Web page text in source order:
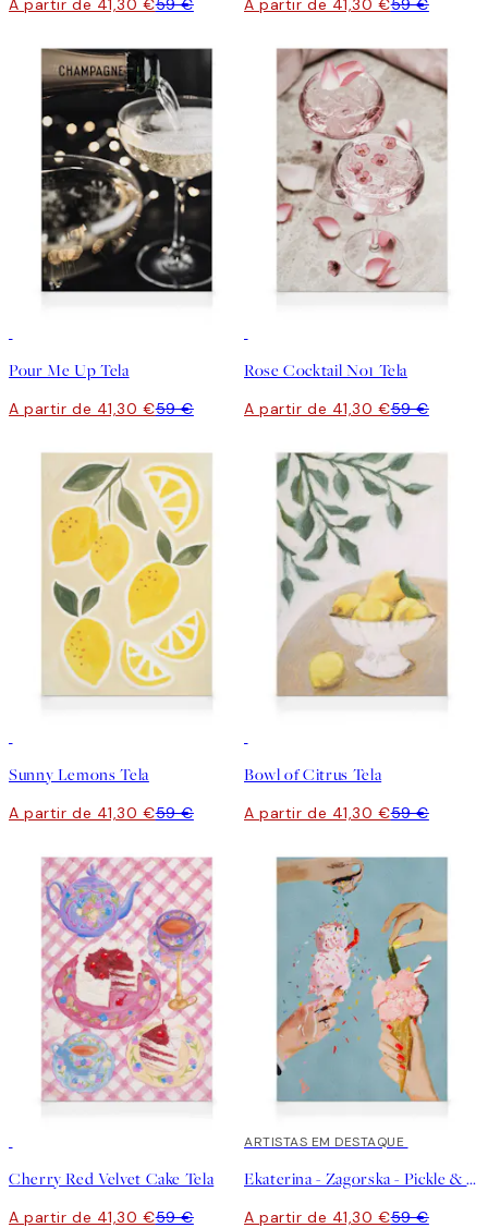
A partir de 41,30 €59 € A partir de 41,30 €59 €
Pour Me Up Tela
A partir de 41,30 €59 €
Rose Cocktail No1 Tela
A partir de 41,30 €59 €
Sunny Lemons Tela
A partir de 41,30 €59 €
Bowl of Citrus Tela
A partir de 41,30 €59 €
Cherry Red Velvet Cake Tela
A partir de 41,30 €59 €
30%*
ARTISTAS EM DESTAQUE
Ekaterina - Zagorska - Pickle & Chili Ice Cream Tela
A partir de 41,30 €59 €